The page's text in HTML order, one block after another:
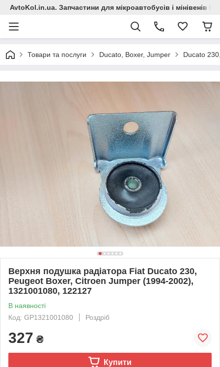
AvtoKol.in.ua. Запчастини для мікроавтобусів і мінівенів
Товари та послуги Ducato, Boxer, Jumper Ducato
Верхня подушка радіатора Fiat Ducato 230,
Peugeot Boxer, Citroen Jumper (1994-2002),
1321001080, 122127
В наявності
Код: GP1321001080
Роздріб
327 ₴
Купити